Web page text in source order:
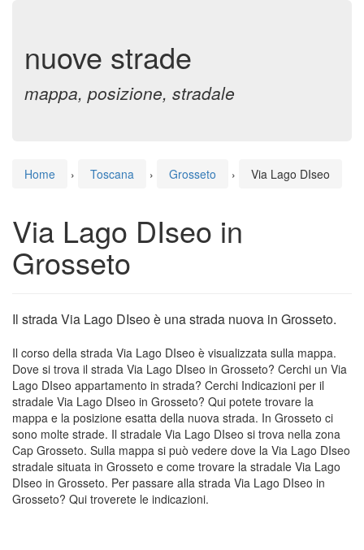
nuove strade
mappa, posizione, stradale
Home › Toscana › Grosseto › Via Lago DIseo
Via Lago DIseo in
Grosseto
Il strada Via Lago DIseo è una strada nuova in Grosseto.
Il corso della strada Via Lago DIseo è visualizzata sulla mappa.
Dove si trova il strada Via Lago DIseo in Grosseto? Cerchi un Via
Lago DIseo appartamento in strada? Cerchi Indicazioni per il
stradale Via Lago DIseo in Grosseto? Qui potete trovare la
mappa e la posizione esatta della nuova strada. In Grosseto ci
sono molte strade. Il stradale Via Lago DIseo si trova nella zona
Cap Grosseto. Sulla mappa si può vedere dove la Via Lago DIseo
stradale situata in Grosseto e come trovare la stradale Via Lago
DIseo in Grosseto. Per passare alla strada Via Lago DIseo in
Grosseto? Qui troverete le indicazioni.